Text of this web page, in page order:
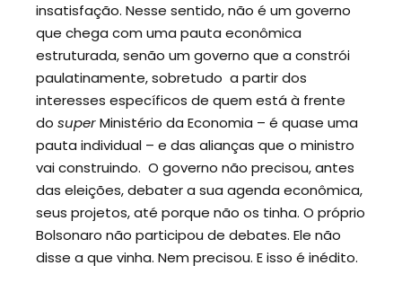
insatisfação. Nesse sentido, não é um governo
que chega com uma pauta econômica
estruturada, senão um governo que a constrói
paulatinamente, sobretudo a partir dos
interesses específicos de quem está à frente
do superMinistério da Economia – é quase uma
pauta individual – e das alianças que o ministro
vai construindo. O governo não precisou, antes
das eleições, debater a sua agenda econômica,
seus projetos, até porque não os tinha. O próprio
Bolsonaro não participou de debates. Ele não
disse a que vinha. Nem precisou. E isso é inédito.